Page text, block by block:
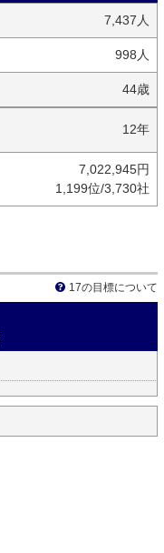
7,437人
998人
44歳
12年
7,022,945円
1,199位/3,730社
17の目標について